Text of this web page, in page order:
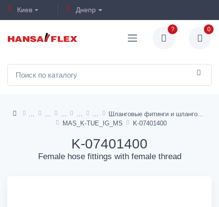
Киев Днепр
? 0
MAS_K-TUE_IG_MS
K-07401400
K-07401400
Female hose fittings with female thread